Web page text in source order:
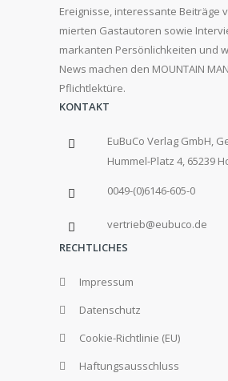
Ereignisse, interessante Beiträge
mierten Gastautoren sowie
markanten Persönlichkeiten und
News machen den MOUNTAIN
Pflichtlektüre.
KONTAKT
EuBuCo Verlag GmbH,
Hummel-Platz 4, 65239
0049-(0)6146-605-0
vertrieb@eubuco.de
RECHTLICHES
Impressum
Datenschutz
Cookie-Richtlinie (EU)
Haftungsausschluss